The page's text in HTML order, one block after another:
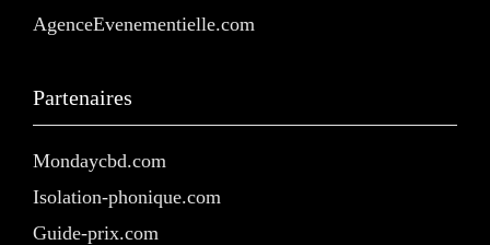
AgenceEvenementielle.com
Partenaires
Mondaycbd.com
Isolation-phonique.com
Guide-prix.com